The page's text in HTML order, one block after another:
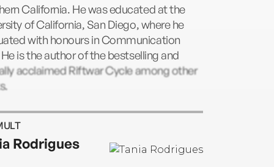
California. He was educated at the
of California, San Diego, where he
with honours in Communication
is the author of the bestselling and
acclaimed Riftwar Cycle among other
Rodrigues